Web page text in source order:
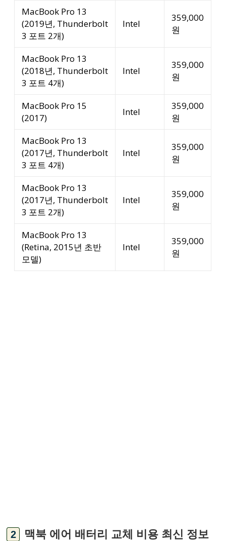
MacBook Pro 13
(2019년, Thunderbolt
3 포트 2개)
Intel
359,000
원
MacBook Pro 13
(2018년, Thunderbolt
3 포트 4개)
Intel
359,000
원
MacBook Pro 15
(2017)
Intel
359,000
원
MacBook Pro 13
(2017년, Thunderbolt
3 포트 4개)
Intel
359,000
원
MacBook Pro 13
(2017년, Thunderbolt
3 포트 2개)
Intel
359,000
원
MacBook Pro 13
(Retina, 2015년 초반
모델)
Intel
359,000
원
맥북 에어 배터리 교체 비용 최신 정보